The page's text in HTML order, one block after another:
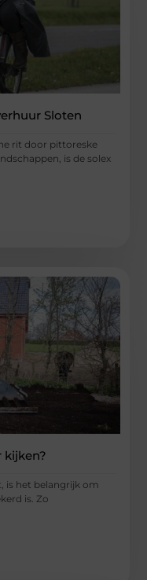
Sloten
rit door pittoreske
is de solex
kijken?
is het belangrijk om
is. Zo